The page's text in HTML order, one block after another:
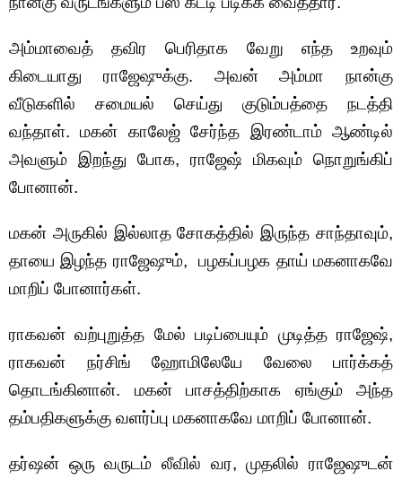
அம்மாவைத் தவிர பெரிதாக வேறு எந்த உறவும்
கிடையாது ராஜேஷுக்கு. அவன் அம்மா நான்கு
வீடுகளில் சமையல் செய்து குடும்பத்தை நடத்தி
வந்தாள். மகன் காலேஜ் சேர்ந்த இரண்டாம் ஆண்டில்
அவளும் இறந்து போக, ராஜேஷ் மிகவும் நொறுங்கிப்
போனான்.
மகன் அருகில் இல்லாத சோகத்தில் இருந்த சாந்தாவும்,
தாயை இழந்த ராஜேஷும், பழகப்பழக தாய் மகனாகவே
மாறிப் போனார்கள்.
ராகவன் வற்புறுத்த மேல் படிப்பையும் முடித்த ராஜேஷ்,
ராகவன் நர்சிங் ஹோமிலேயே வேலை பார்க்கத்
தொடங்கினான். மகன் பாசத்திற்காக ஏங்கும் அந்த
தம்பதிகளுக்கு வளர்ப்பு மகனாகவே மாறிப் போனான்.
தர்ஷன் ஒரு வருடம் லீவில் வர, முதலில் ராஜேஷுடன்